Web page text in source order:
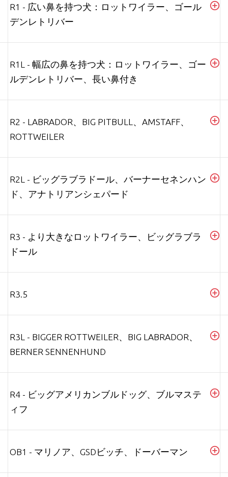
R1 - 広い鼻を持つ犬：ロットワイラー、ゴール
デンレトリバー
R1L - 幅広の鼻を持つ犬：ロットワイラー、ゴー
ルデンレトリバー、長い鼻付き
R2 - LABRADOR、BIG PITBULL、AMSTAFF、
ROTTWEILER
R2L - ビッグラブラドール、バーナーセネンハン
ド、アナトリアンシェパード
R3 - より大きなロットワイラー、ビッグラブラ
ドール
R3.5
R3L - BIGGER ROTTWEILER、BIG LABRADOR、
BERNER SENNENHUND
R4 - ビッグアメリカンブルドッグ、ブルマステ
ィフ
OB1 - マリノア、GSDビッチ、ドーバーマン